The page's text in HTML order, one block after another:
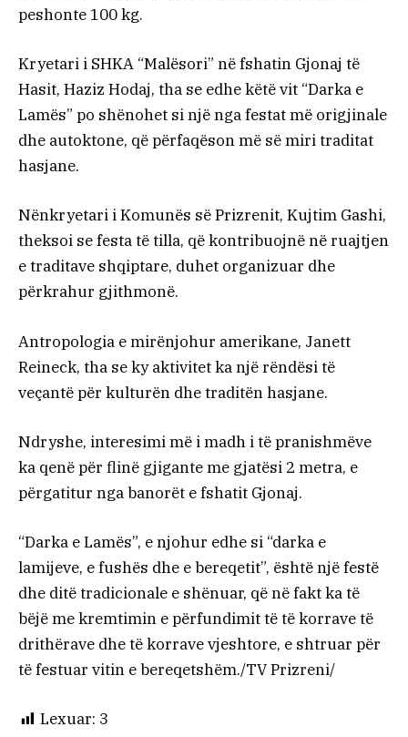
peshonte 100 kg.
Kryetari i SHKA “Malësori” në fshatin Gjonaj të
Hasit, Haziz Hodaj, tha se edhe këtë vit “Darka e
Lamës” po shënohet si një nga festat më origjinale
dhe autoktone, që përfaqëson më së miri traditat
hasjane.
Nënkryetari i Komunës së Prizrenit, Kujtim Gashi,
theksoi se festa të tilla, që kontribuojnë në ruajtjen
e traditave shqiptare, duhet organizuar dhe
përkrahur gjithmonë.
Antropologia e mirënjohur amerikane, Janett
Reineck, tha se ky aktivitet ka një rëndësi të
veçantë për kulturën dhe traditën hasjane.
Ndryshe, interesimi më i madh i të pranishmëve
ka qenë për flinë gjigante me gjatësi 2 metra, e
përgatitur nga banorët e fshatit Gjonaj.
“Darka e Lamës”, e njohur edhe si “darka e
lamijeve, e fushës dhe e bereqetit”, është një festë
dhe ditë tradicionale e shënuar, që në fakt ka të
bëjë me kremtimin e përfundimit të të korrave të
drithërave dhe të korrave vjeshtore, e shtruar për
të festuar vitin e bereqetshëm./TV Prizreni/
Lexuar: 3